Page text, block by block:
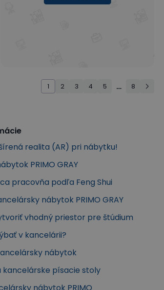
1 2 3 4 5 … 8
realita (AR) pri nábytku!
PRIMO GRAY
pracovňa podľa Feng Shui
nábytok PRIMO GRAY
vhodný priestor pre štúdium
v kancelárii?
nábytok
kancelárske písacie stoly